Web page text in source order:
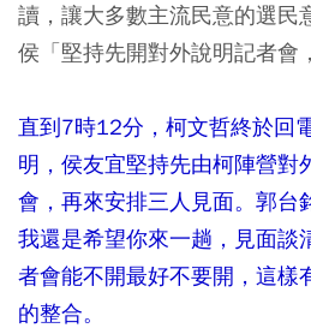
讀，讓大多數主流民意的選民
侯「堅持先開對外說明記者會
直到7時12分，柯文哲終於回
明，侯友宜堅持先由柯陣營對
會，再來安排三人見面。郭台
我還是希望你來一趟，見面談
者會能不開最好不要開，這樣
的整合。